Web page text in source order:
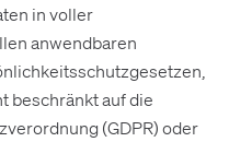
in voller
anwendbaren
beschränkt auf die
(GDPR) oder